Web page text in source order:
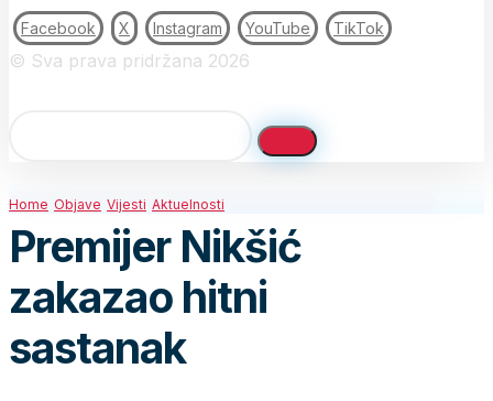
Facebook X Instagram YouTube TikTok
© Sva prava pridržana 2026
Home Objave Vijesti Aktuelnosti
Premijer Nikšić
zakazao hitni
sastanak